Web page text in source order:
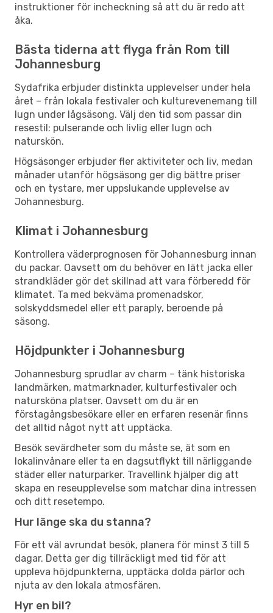
instruktioner för incheckning så att du är redo att
åka.
Bästa tiderna att flyga från Rom till
Johannesburg
Sydafrika erbjuder distinkta upplevelser under hela
året – från lokala festivaler och kulturevenemang till
lugn under lågsäsong. Välj den tid som passar din
resestil: pulserande och livlig eller lugn och
naturskön.
Högsäsonger erbjuder fler aktiviteter och liv, medan
månader utanför högsäsong ger dig bättre priser
och en tystare, mer uppslukande upplevelse av
Johannesburg.
Klimat i Johannesburg
Kontrollera väderprognosen för Johannesburg innan
du packar. Oavsett om du behöver en lätt jacka eller
strandkläder gör det skillnad att vara förberedd för
klimatet. Ta med bekväma promenadskor,
solskyddsmedel eller ett paraply, beroende på
säsong.
Höjdpunkter i Johannesburg
Johannesburg sprudlar av charm – tänk historiska
landmärken, matmarknader, kulturfestivaler och
natursköna platser. Oavsett om du är en
förstagångsbesökare eller en erfaren resenär finns
det alltid något nytt att upptäcka.
Besök sevärdheter som du måste se, ät som en
lokalinvånare eller ta en dagsutflykt till närliggande
städer eller naturparker. Travellink hjälper dig att
skapa en reseupplevelse som matchar dina intressen
och ditt resetempo.
Hur länge ska du stanna?
För ett väl avrundat besök, planera för minst 3 till 5
dagar. Detta ger dig tillräckligt med tid för att
uppleva höjdpunkterna, upptäcka dolda pärlor och
njuta av den lokala atmosfären.
Hyr en bil?